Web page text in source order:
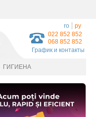
022 852 852
068 852 852
График и контакты
ro ру
ГИГИЕНА